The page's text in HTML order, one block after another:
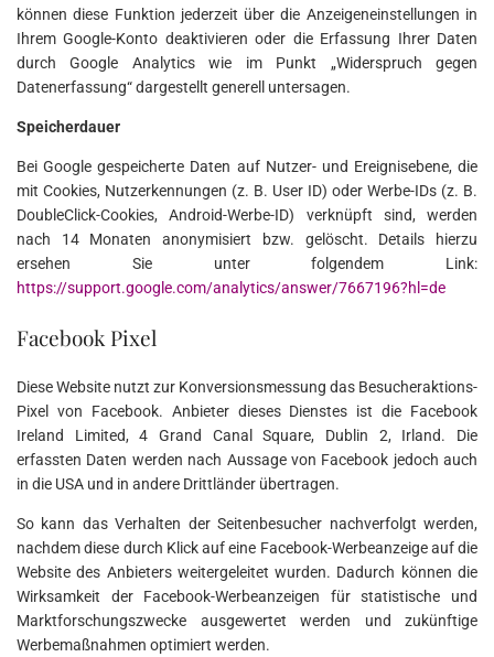
können diese Funktion jederzeit über die Anzeigeneinstellungen in
Ihrem Google-Konto deaktivieren oder die Erfassung Ihrer Daten
durch Google Analytics wie im Punkt „Widerspruch gegen
Datenerfassung“ dargestellt generell untersagen.
Speicherdauer
Bei Google gespeicherte Daten auf Nutzer- und Ereignisebene, die
mit Cookies, Nutzerkennungen (z. B. User ID) oder Werbe-IDs (z. B.
DoubleClick-Cookies, Android-Werbe-ID) verknüpft sind, werden
nach 14 Monaten anonymisiert bzw. gelöscht. Details hierzu
ersehen Sie unter folgendem Link:
https://support.google.com/analytics/answer/7667196?hl=de
Facebook Pixel
Diese Website nutzt zur Konversionsmessung das Besucheraktions-
Pixel von Facebook. Anbieter dieses Dienstes ist die Facebook
Ireland Limited, 4 Grand Canal Square, Dublin 2, Irland. Die
erfassten Daten werden nach Aussage von Facebook jedoch auch
in die USA und in andere Drittländer übertragen.
So kann das Verhalten der Seitenbesucher nachverfolgt werden,
nachdem diese durch Klick auf eine Facebook-Werbeanzeige auf die
Website des Anbieters weitergeleitet wurden. Dadurch können die
Wirksamkeit der Facebook-Werbeanzeigen für statistische und
Marktforschungszwecke ausgewertet werden und zukünftige
Werbemaßnahmen optimiert werden.